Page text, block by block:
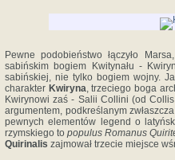
Pewne podobieństwo łączyło
sabińskim bogiem Kwitynału -
sabińskiej, nie tylko bogiem wojny.
charakter Kwiryna, trzeciego boga
Kwirynowi zaś - Salii Collini (od
argumentem, podkreślanym
pewnych elementów legend o
rzymskiego to populus Romanus
Quirinalis zajmował trzecie miejsce